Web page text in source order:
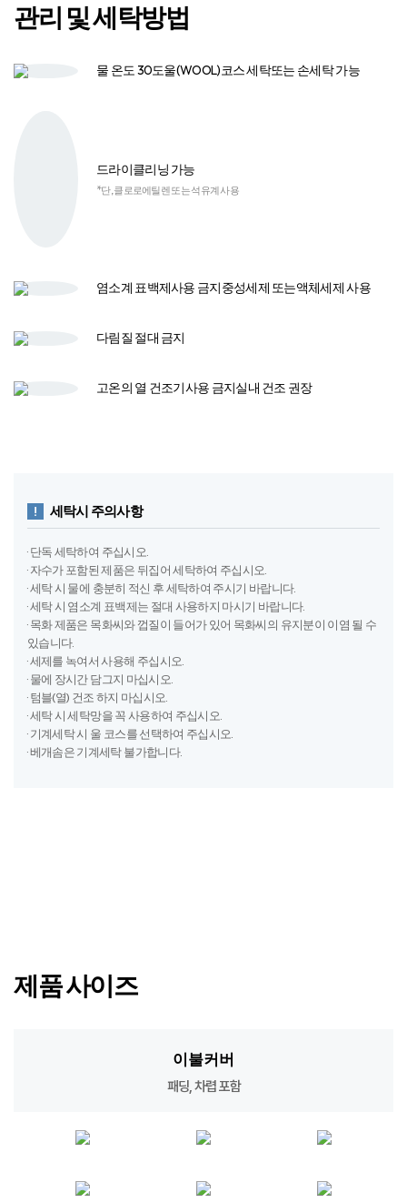
관리 및 세탁방법
물 온도 30도울(WOOL)코스 세탁또는 손세탁 가능
드라이클리닝 가능
*단, 클로로에틸렌 또는 석유계 사용
염소계 표백제사용 금지중성세제 또는액체세제 사용​
다림질 절대 금지
고온의 열 건조기​사용 금지​실내 건조 권장
세탁시 주의사항
· 단독 세탁하여 주십시오.
· 자수가 포함된 제품은 뒤집어 세탁하여 주십시오.
· 세탁 시 물에 충분히 적신 후 세탁하여 주시기 바랍니다.
· 세탁 시 염소계 표백제는 절대 사용하지 마시기 바랍니다.
· 목화 제품은 목화씨와 껍질이 들어가 있어 목화씨의 유지분이 이염 될 수
있습니다.
· 세제를 녹여서 사용해 주십시오.
· 물에 장시간 담그지 마십시오.
· 텀블(열) 건조 하지 마십시오.
· 세탁 시 세탁망을 꼭 사용하여 주십시오.
· 기계세탁 시 울 코스를 선택하여 주십시오.
· 베개솜은 기계세탁 불가합니다.
제품 사이즈
이불커버
패딩, 차렵 포함